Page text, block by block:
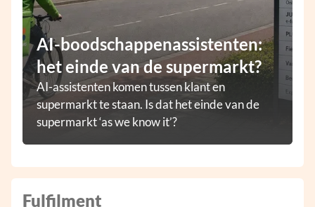
AI-boodschappenassistenten:
het einde van de supermarkt?
AI-assistenten komen tussen klant en
supermarkt te staan. Is dat het einde van de
supermarkt ‘as we know it’?
Fulfilment